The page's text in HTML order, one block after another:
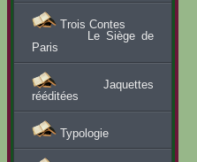
Trois Contes
Le Siège de
Paris
Jaquettes
rééditées
Typologie